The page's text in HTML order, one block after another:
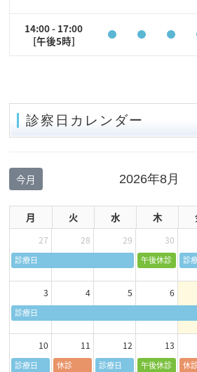
14:00 - 17:00
[午後5時]
診察日カレンダー
今月 2026年8月
月 火 水 木
27
診療日
28 29 30
午後休診 診
3
診療日
4 5 6
10
診療日
11
休診
12
診療日
13
午後休診 休